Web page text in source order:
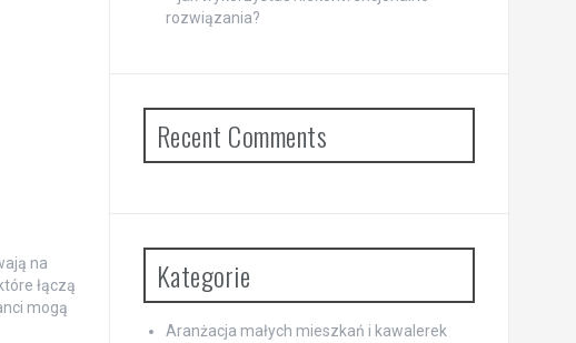
na
łączą
mogą
rozwiązania?
Recent Comments
Kategorie
Aranżacja małych mieszkań i kawalerek